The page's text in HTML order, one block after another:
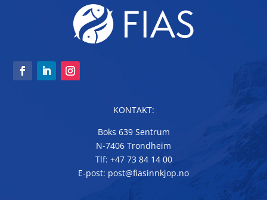
KONTAKT:
Boks 639 Sentrum
N-7406 Trondheim
Tlf: +47 73 84 14 00
E-post: post@fiasinnkjop.no